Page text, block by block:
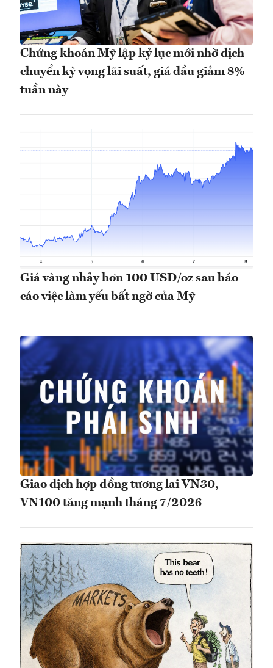
Chứng khoán Mỹ lập kỷ lục mới nhờ dịch
chuyển kỳ vọng lãi suất, giá dầu giảm 8%
tuần này
Giá vàng nhảy hơn 100 USD/oz sau báo
cáo việc làm yếu bất ngờ của Mỹ
Giao dịch hợp đồng tương lai VN30,
VN100 tăng mạnh tháng 7/2026